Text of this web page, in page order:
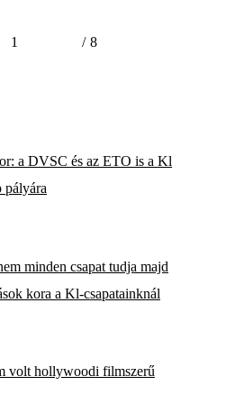
1 / 8
a DVSC és az ETO is a Kl
pályára
minden csapat tudja majd
kora a Kl-csapatainknál
volt hollywoodi filmszerű